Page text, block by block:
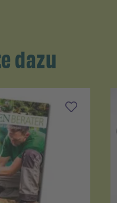
dazu